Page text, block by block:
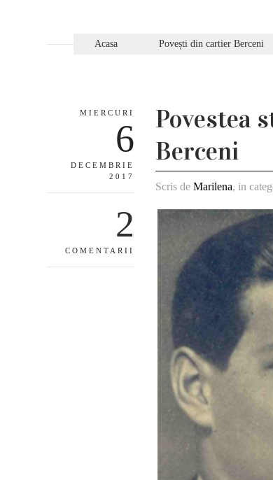
Acasa Povești din cartier Berceni
MIERCURI
6
DECEMBRIE
2017
2
COMENTARII
Povestea
Berceni
Scris deMarilena, in